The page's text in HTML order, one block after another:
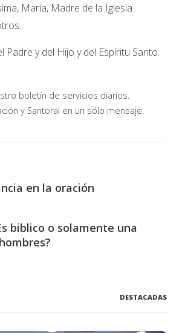
María, Madre de la Iglesia.
Padre y del Hijo y del Espíritu Santo.
boletín de servicios diarios.
y Santoral en un sólo mensaje.
en la oración
biblico o solamente una
DESTACADAS